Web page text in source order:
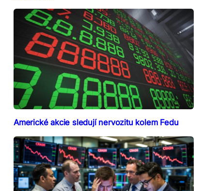
Americké akcie sledují nervozitu kolem Fedu